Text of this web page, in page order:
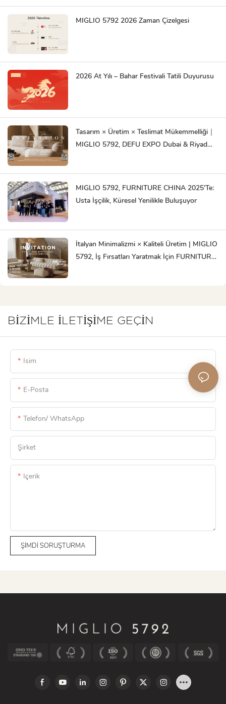
MIGLIO 5792 2026 Zaman Çizelgesi
2026 At Yılı – Bahar Festivali Tatili Duyurusu
Tasarım × Üretim × Teslimat Mükemmelliği｜
MIGLIO 5792, DEFU EXPO Dubai & Riyad
MIGLIO 5792, FURNITURE CHINA 2025'te:
Usta İşçilik, Küresel Yenilikle Buluşuyor
İtalyan Minimalizmi × Kaliteli Üretim | MIGLIO
5792, İş Fırsatları Yaratmak İçin FURNITURE
BIZIMLE ILETIŞIME GEÇIN
Isim
E-Posta
Telefon/ WhatsApp
Şirket
Içerik
ŞIMDI SORUŞTURMA